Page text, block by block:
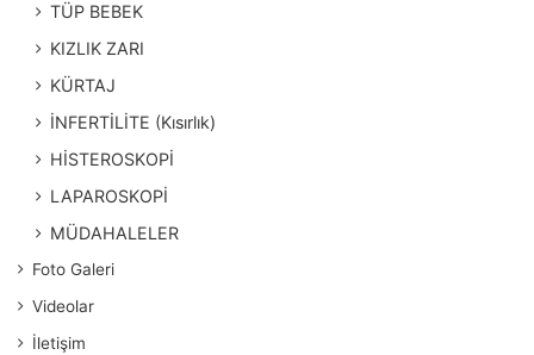
TÜP BEBEK
KIZLIK ZARI
KÜRTAJ
İNFERTİLİTE (Kısırlık)
HİSTEROSKOPİ
LAPAROSKOPİ
MÜDAHALELER
Foto Galeri
Videolar
İletişim